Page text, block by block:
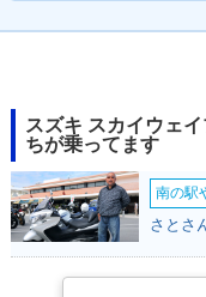
250 Type S BASI
C・新登場
スズキ スカイウェ
ちが乗ってます
南の駅